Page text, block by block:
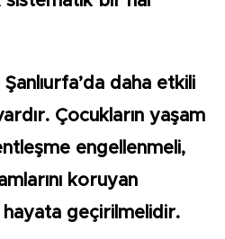
daha etkili
Çocukların yaşam
engellenmeli,
koruyan
geçirilmelidir.